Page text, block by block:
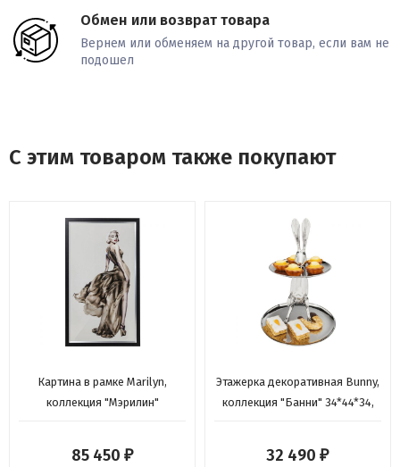
Обмен или возврат товара
Вернем или обменяем на другой товар, если вам не
подошел
С этим товаром также покупают
Картина в рамке Marilyn,
коллекция "Мэрилин"
85 450 ₽
Этажерка декоративная Bunny,
коллекция "Банни" 34*44*34,
32 490 ₽